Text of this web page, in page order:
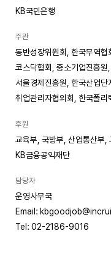
KB국민은행
주관
동반성장위원회, 한국무역
코스닥협회, 중소기업진흥
서울경제진흥원, 한국산업
취업관리자협의회, 한국폴리
후원
교육부, 국방부, 산업통산부,
KB금융공익재단
담당자
운영사무국
Email:
Tel: 02-2186-9016